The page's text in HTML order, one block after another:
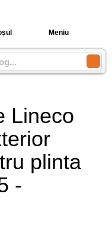
Meniu
Lineco
plinta
-